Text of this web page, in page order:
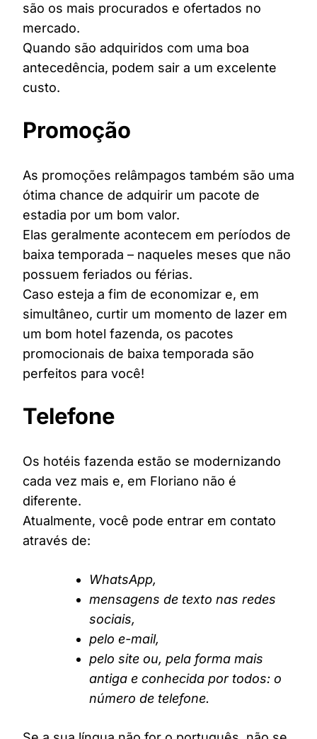
são os mais procurados e ofertados no
mercado.
Quando são adquiridos com uma boa
antecedência, podem sair a um excelente
custo.
Promoção
As promoções relâmpagos também são uma
ótima chance de adquirir um pacote de
estadia por um bom valor.
Elas geralmente acontecem em períodos de
baixa temporada – naqueles meses que não
possuem feriados ou férias.
Caso esteja a fim de economizar e, em
simultâneo, curtir um momento de lazer em
um bom hotel fazenda, os pacotes
promocionais de baixa temporada são
perfeitos para você!
Telefone
Os hotéis fazenda estão se modernizando
cada vez mais e, em Floriano não é
diferente.
Atualmente, você pode entrar em contato
através de:
WhatsApp,
mensagens de texto nas redes
sociais,
pelo e-mail,
pelo site ou, pela forma mais
antiga e conhecida por todos: o
número de telefone.